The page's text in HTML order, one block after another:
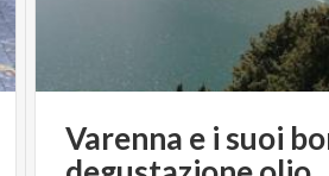
Varenna e i suoi